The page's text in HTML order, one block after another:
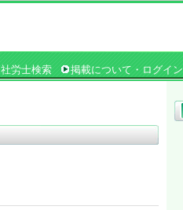
社労士検索 掲載について・ログイン